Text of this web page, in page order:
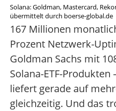
Solana: Goldman, Mastercard,
übermittelt durch boerse-global.de
167 Millionen
Prozent Netzwerk-
Goldman Sachs mit
Solana-ETF-
liefert gerade auf
gleichzeitig. Und das